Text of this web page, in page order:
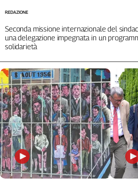
La
redazione
Newsletter
Social
Seconda missione internazionale del
una delegazione impegnata in un
solidarietà
REDAZIONE